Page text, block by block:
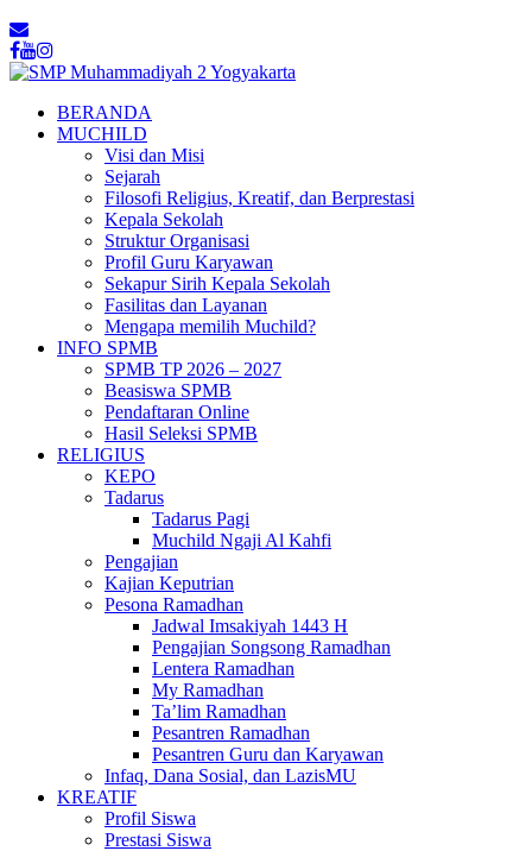
BERANDA
MUCHILD
Visi dan Misi
Sejarah
Filosofi Religius, Kreatif, dan Berprestasi
Kepala Sekolah
Struktur Organisasi
Profil Guru Karyawan
Sekapur Sirih Kepala Sekolah
Fasilitas dan Layanan
Mengapa memilih Muchild?
INFO SPMB
SPMB TP 2026 – 2027
Beasiswa SPMB
Pendaftaran Online
Hasil Seleksi SPMB
RELIGIUS
KEPO
Tadarus
Tadarus Pagi
Muchild Ngaji Al Kahfi
Pengajian
Kajian Keputrian
Pesona Ramadhan
Jadwal Imsakiyah 1443 H
Pengajian Songsong Ramadhan
Lentera Ramadhan
My Ramadhan
Ta’lim Ramadhan
Pesantren Ramadhan
Pesantren Guru dan Karyawan
Infaq, Dana Sosial, dan LazisMU
KREATIF
Profil Siswa
Prestasi Siswa